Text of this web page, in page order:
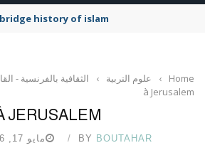
history of islam
Home
› علوم التربية › الثقافية بالفرنسية -
à Jerusalem
JERUSALEM
BY BOUTAHAR مايو 17, 2026